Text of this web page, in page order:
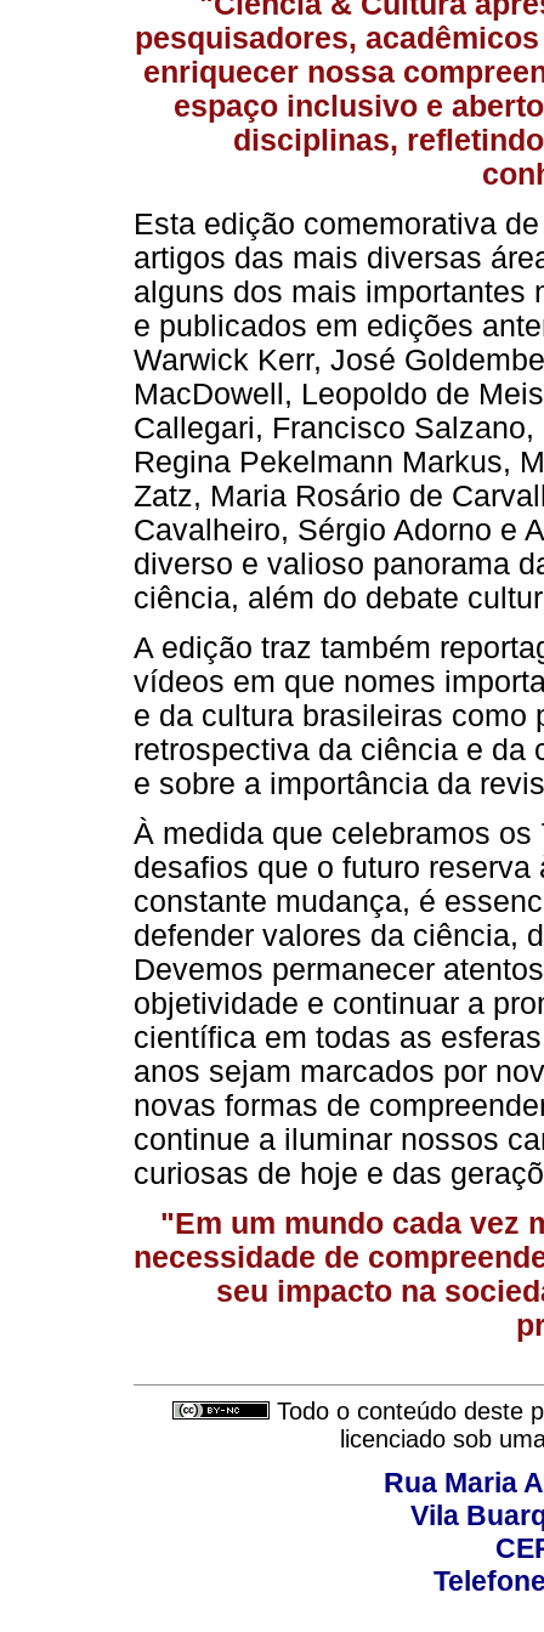
pesquisadores,
enriquecer nossa
espaço inclusivo e
disciplinas,
Esta edição comemorativa
artigos das mais diversas
alguns dos mais importantes
e publicados em edições
Warwick Kerr, José
MacDowell, Leopoldo de
Callegari, Francisco
Regina Pekelmann Markus,
Zatz, Maria Rosário de
Cavalheiro, Sérgio Adorno e
diverso e valioso panorama
ciência, além do debate
A edição traz também
vídeos em que nomes
e da cultura brasileiras como
retrospectiva da ciência e da
e sobre a importância da
À medida que celebramos
desafios que o futuro
constante mudança, é
defender valores da ciência,
Devemos permanecer
objetividade e continuar a
científica em todas as
anos sejam marcados por
novas formas de
continue a iluminar nossos
curiosas de hoje e das
"Em um mundo cada vez
necessidade de
seu impacto na
Todo o conteúdo deste
licenciado sob
Rua Maria
Vila